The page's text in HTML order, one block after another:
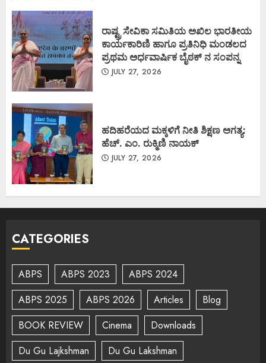
ರಾಷ್ಟ್ರ ಸೇವಿಕಾ ಸಮಿತಿಯ ಅಖಿಲ ಭಾರತೀಯ
ಕಾರ್ಯಕಾರಿಣಿ ಹಾಗೂ ಪ್ರತಿನಿಧಿ ಮಂಡಲದ
ಪ್ರಥಮ ಅರ್ಧವಾರ್ಷಿಕ ಬೈಠಕ್ ನ ಸಂಪನ್ನ
JULY 27, 2026
ಹದಿಹರೆಯದ ಮಕ್ಕಳಿಗೆ ನೀತಿ ಶಿಕ್ಷಣ ಅಗತ್ಯ:
ಹೆಚ್. ಎಂ. ರುಕ್ಮಿಣಿ ನಾಯಕ್
JULY 27, 2026
CATEGORIES
ABPS ABPS 2023
ABPS 2024
ABPS 2025
ABPS 2026 Articles
Blog
BOOK REVIEW
Cinema
Downloads
Du Gu Lajkshman
Du Gu Lakshman